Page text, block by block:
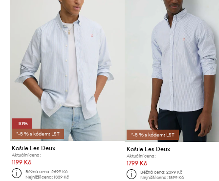
-10%
*-5 % s kódem: LST
Košile Les Deux
Aktuální cena:
1199 Kč
Běžná cena:2699 Kč
Nejnižší cena:1339 Kč
*-5 % s kódem: LST
Košile Les Deux
Aktuální cena:
1799 Kč
Běžná cena: 2399 Kč
Nejnižší cena: 1899 Kč